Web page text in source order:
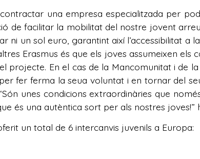
una empresa especialitzada per
de facilitar la mobilitat del nostre jovent
ni un sol euro, garantint així l’accessibilitat
Erasmus és que els joves assumeixen els
projecte. En el cas de la Mancomunitat i de
fer ferma la seua voluntat i en tornar del
unes condicions extraordinàries que
és una autèntica sort per als nostres
un total de 6 intercanvis juvenils a Europa: